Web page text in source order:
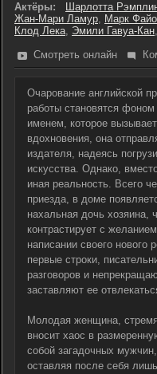
Актёры: Шарлотта
Жан-Мари Ламур, Марк
Клод Лека, Эмили Гавуа-Кан,
Смотреть онлайн
Очарование английской
работы становятся
именем, которое
вдохновения, она
издателя, надеясь
искусства. Однако,
иная реальность. Всего
приезда, в доме
нахальная дочь хозяина,
контрастирует с
написании своего
первые строки,
разговоров и
заставляют ее
Молодая женщина,
вносит хаос в
собой загадочных
оставляя после себя